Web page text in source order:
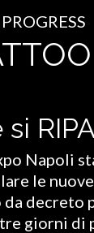
Napoli
le
giorni